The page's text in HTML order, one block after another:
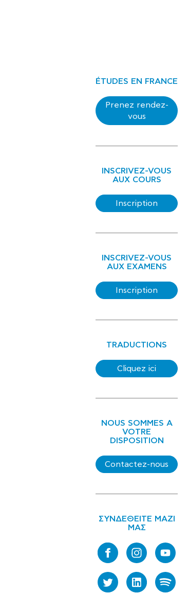
ÉTUDES EN FRANCE
Prenez rendez-
vous
INSCRIVEZ-VOUS
AUX COURS
Inscription
INSCRIVEZ-VOUS
AUX EXAMENS
Inscription
TRADUCTIONS
Cliquez ici
NOUS SOMMES A
VOTRE
DISPOSITION
Contactez-nous
ΣΥΝΔΕΘΕΙΤΕ ΜΑΖΙ
ΜΑΣ